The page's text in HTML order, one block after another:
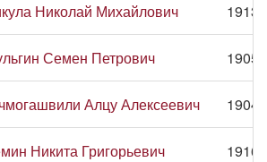
Николай Михайлович 1913
Семен Петрович 1905
Алцу Алексеевич 1904
Никита Григорьевич 1916